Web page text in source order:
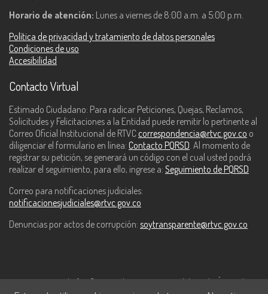
Horario de atención: Lunes a viernes de 8:00 a.m. a 5:00 p.m.
Política de privacidad y tratamiento de datos personales
Condiciones de uso
Accesibilidad
Contacto Virtual
Estimado Ciudadano: Para radicar Peticiones, Quejas, Reclamos,
Solicitudes y Felicitaciones a la Entidad puede remitir lo pertinente al
Correo Oficial Institucional de RTVC correspondencia@rtvc.gov.co o
diligenciar el formulario en línea: Contacto PQRSD . Al momento de
registrar su petición, se generará un código con el cual usted podrá
realizar el seguimiento, para ello, ingrese a: Seguimiento de PQRSD
Correo para notificaciones judiciales:
notificacionesjudiciales@rtvc.gov.co
Denuncias por actos de corrupción: soytransparente@rtvc.gov.co
Este contenido fue financiado con recursos del Fondo Único de